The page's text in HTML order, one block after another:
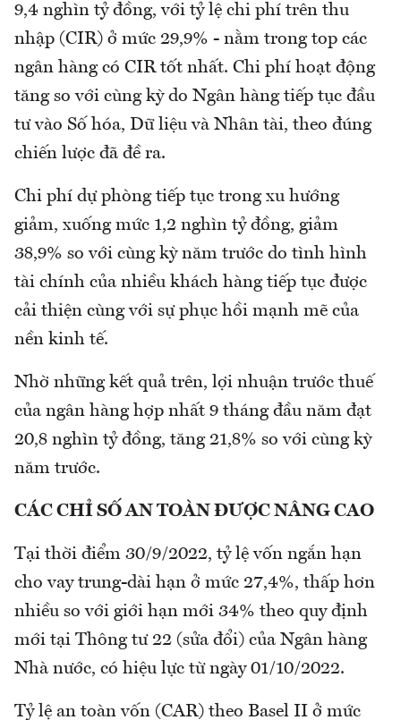
9,4 nghìn tỷ đồng, với tỷ lệ chi phí trên thu
nhập (CIR) ở mức 29,9% - nằm trong top các
ngân hàng có CIR tốt nhất. Chi phí hoạt động
tăng so với cùng kỳ do Ngân hàng tiếp tục đầu
tư vào Số hóa, Dữ liệu và Nhân tài, theo đúng
chiến lược đã đề ra.
Chi phí dự phòng tiếp tục trong xu hướng
giảm, xuống mức 1,2 nghìn tỷ đồng, giảm
38,9% so với cùng kỳ năm trước do tình hình
tài chính của nhiều khách hàng tiếp tục được
cải thiện cùng với sự phục hồi mạnh mẽ của
nền kinh tế.
Nhờ những kết quả trên, lợi nhuận trước thuế
của ngân hàng hợp nhất 9 tháng đầu năm đạt
20,8 nghìn tỷ đồng, tăng 21,8% so với cùng kỳ
năm trước.
CÁC CHỈ SỐ AN TOÀN ĐƯỢC NÂNG CAO
Tại thời điểm 30/9/2022, tỷ lệ vốn ngắn hạn
cho vay trung-dài hạn ở mức 27,4%, thấp hơn
nhiều so với giới hạn mới 34% theo quy định
mới tại Thông tư 22 (sửa đổi) của Ngân hàng
Nhà nước, có hiệu lực từ ngày 01/10/2022.
Tỷ lệ an toàn vốn (CAR) theo Basel II ở mức